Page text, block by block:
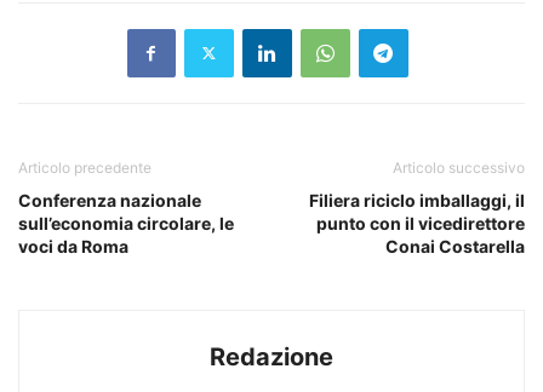
Articolo precedente
Conferenza nazionale
sull’economia circolare, le
voci da Roma
Articolo successivo
Filiera riciclo imballaggi, il
punto con il vicedirettore
Conai Costarella
Redazione